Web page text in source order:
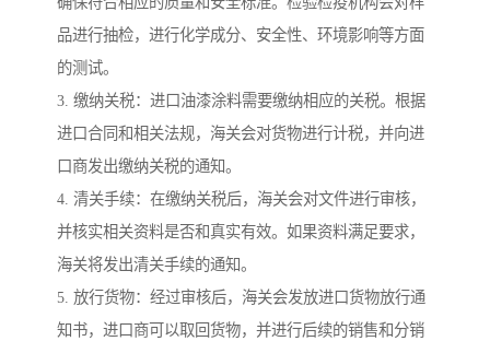
品进行抽检，进行化学成分、安全性、环境影响等方面
的测试。
3. 缴纳关税：进口油漆涂料需要缴纳相应的关税。根据
进口合同和相关法规，海关会对货物进行计税，并向进
口商发出缴纳关税的通知。
4. 清关手续：在缴纳关税后，海关会对文件进行审核，
并核实相关资料是否和真实有效。如果资料满足要求，
海关将发出清关手续的通知。
5. 放行货物：经过审核后，海关会发放进口货物放行通
知书，进口商可以取回货物，并进行后续的销售和分销